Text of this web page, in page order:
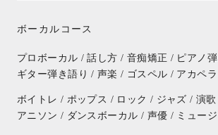
ボーカルコース
プロボーカル / 話し方 / 音痴矯正 / ピアノ
ギター弾き語り / 声楽 / ゴスペル / アカペ
ボイトレ / ポップス / ロック / ジャズ / 演
アニソン / ダンスボーカル / 声優 / ミュー